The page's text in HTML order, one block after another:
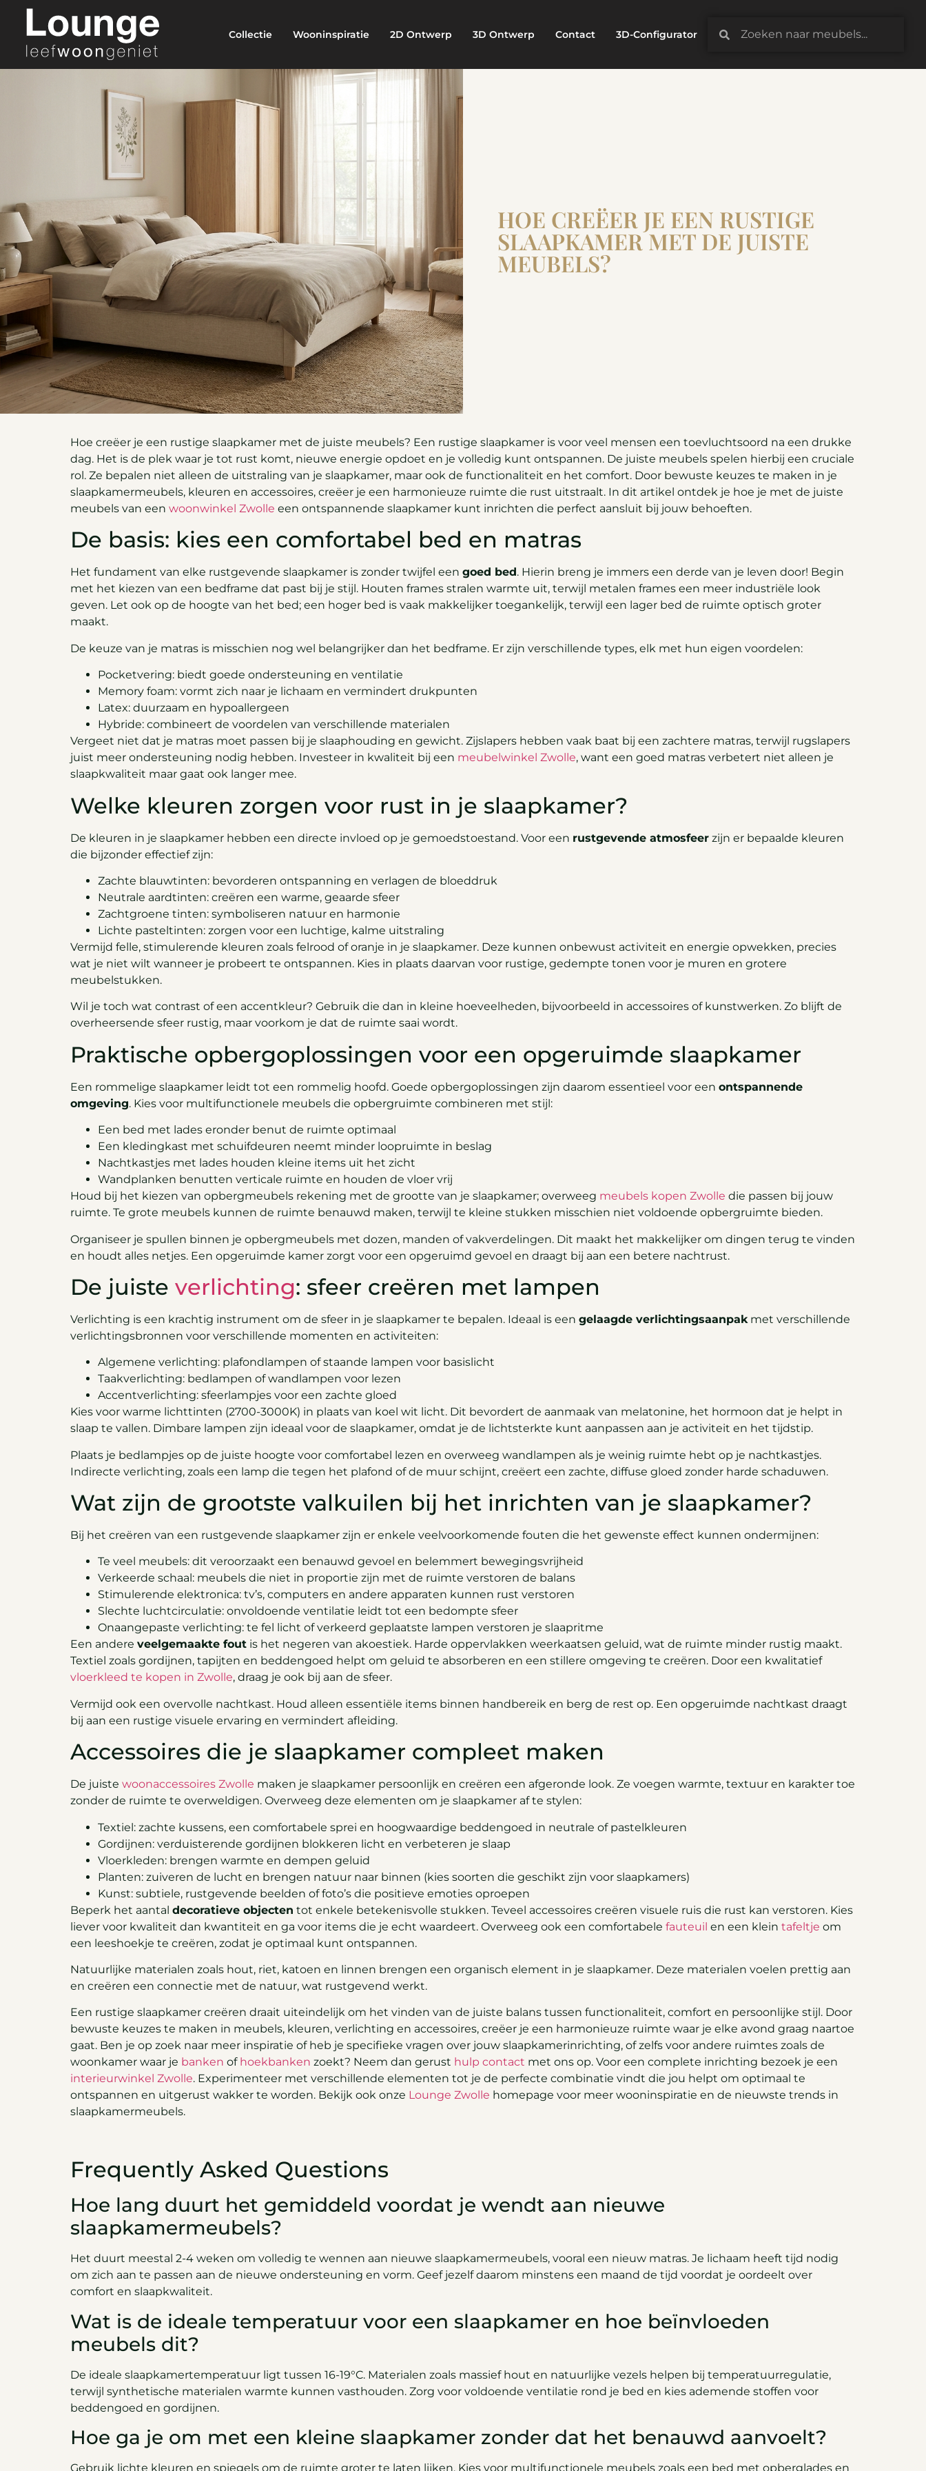
Collectie Wooninspiratie 2D Ontwerp 3D Ontwerp Contact 3D-Configurator
HOE CREËER JE EEN RUSTIGE
SLAAPKAMER MET DE JUISTE
MEUBELS?
Hoe creëer je een rustige slaapkamer met de juiste meubels? Een rustige slaapkamer is voor veel mensen een toevluchtsoord na een drukke
dag. Het is de plek waar je tot rust komt, nieuwe energie opdoet en je volledig kunt ontspannen. De juiste meubels spelen hierbij een cruciale
rol. Ze bepalen niet alleen de uitstraling van je slaapkamer, maar ook de functionaliteit en het comfort. Door bewuste keuzes te maken in je
slaapkamermeubels, kleuren en accessoires, creëer je een harmonieuze ruimte die rust uitstraalt. In dit artikel ontdek je hoe je met de juiste
meubels van een woonwinkel Zwolle een ontspannende slaapkamer kunt inrichten die perfect aansluit bij jouw behoeften.
De basis: kies een comfortabel bed en matras
Het fundament van elke rustgevende slaapkamer is zonder twijfel een goed bed. Hierin breng je immers een derde van je leven door! Begin
met het kiezen van een bedframe dat past bij je stijl. Houten frames stralen warmte uit, terwijl metalen frames een meer industriële look
geven. Let ook op de hoogte van het bed; een hoger bed is vaak makkelijker toegankelijk, terwijl een lager bed de ruimte optisch groter
maakt.
De keuze van je matras is misschien nog wel belangrijker dan het bedframe. Er zijn verschillende types, elk met hun eigen voordelen:
Pocketvering: biedt goede ondersteuning en ventilatie
Memory foam: vormt zich naar je lichaam en vermindert drukpunten
Latex: duurzaam en hypoallergeen
Hybride: combineert de voordelen van verschillende materialen
Vergeet niet dat je matras moet passen bij je slaaphouding en gewicht. Zijslapers hebben vaak baat bij een zachtere matras, terwijl rugslapers
juist meer ondersteuning nodig hebben. Investeer in kwaliteit bij een meubelwinkel Zwolle, want een goed matras verbetert niet alleen je
slaapkwaliteit maar gaat ook langer mee.
Welke kleuren zorgen voor rust in je slaapkamer?
De kleuren in je slaapkamer hebben een directe invloed op je gemoedstoestand. Voor een rustgevende atmosfeer zijn er bepaalde kleuren
die bijzonder effectief zijn:
Zachte blauwtinten: bevorderen ontspanning en verlagen de bloeddruk
Neutrale aardtinten: creëren een warme, geaarde sfeer
Zachtgroene tinten: symboliseren natuur en harmonie
Lichte pasteltinten: zorgen voor een luchtige, kalme uitstraling
Vermijd felle, stimulerende kleuren zoals felrood of oranje in je slaapkamer. Deze kunnen onbewust activiteit en energie opwekken, precies
wat je niet wilt wanneer je probeert te ontspannen. Kies in plaats daarvan voor rustige, gedempte tonen voor je muren en grotere
meubelstukken.
Wil je toch wat contrast of een accentkleur? Gebruik die dan in kleine hoeveelheden, bijvoorbeeld in accessoires of kunstwerken. Zo blijft de
overheersende sfeer rustig, maar voorkom je dat de ruimte saai wordt.
Praktische opbergoplossingen voor een opgeruimde slaapkamer
Een rommelige slaapkamer leidt tot een rommelig hoofd. Goede opbergoplossingen zijn daarom essentieel voor een ontspannende
omgeving. Kies voor multifunctionele meubels die opbergruimte combineren met stijl:
Een bed met lades eronder benut de ruimte optimaal
Een kledingkast met schuifdeuren neemt minder loopruimte in beslag
Nachtkastjes met lades houden kleine items uit het zicht
Wandplanken benutten verticale ruimte en houden de vloer vrij
Houd bij het kiezen van opbergmeubels rekening met de grootte van je slaapkamer; overweeg meubels kopen Zwolle die passen bij jouw
ruimte. Te grote meubels kunnen de ruimte benauwd maken, terwijl te kleine stukken misschien niet voldoende opbergruimte bieden.
Organiseer je spullen binnen je opbergmeubels met dozen, manden of vakverdelingen. Dit maakt het makkelijker om dingen terug te vinden
en houdt alles netjes. Een opgeruimde kamer zorgt voor een opgeruimd gevoel en draagt bij aan een betere nachtrust.
De juiste verlichting: sfeer creëren met lampen
Verlichting is een krachtig instrument om de sfeer in je slaapkamer te bepalen. Ideaal is een gelaagde verlichtingsaanpakmet verschillende
verlichtingsbronnen voor verschillende momenten en activiteiten:
Algemene verlichting: plafondlampen of staande lampen voor basislicht
Taakverlichting: bedlampen of wandlampen voor lezen
Accentverlichting: sfeerlampjes voor een zachte gloed
Kies voor warme lichttinten (2700-3000K) in plaats van koel wit licht. Dit bevordert de aanmaak van melatonine, het hormoon dat je helpt in
slaap te vallen. Dimbare lampen zijn ideaal voor de slaapkamer, omdat je de lichtsterkte kunt aanpassen aan je activiteit en het tijdstip.
Plaats je bedlampjes op de juiste hoogte voor comfortabel lezen en overweeg wandlampen als je weinig ruimte hebt op je nachtkastjes.
Indirecte verlichting, zoals een lamp die tegen het plafond of de muur schijnt, creëert een zachte, diffuse gloed zonder harde schaduwen.
Wat zijn de grootste valkuilen bij het inrichten van je slaapkamer?
Bij het creëren van een rustgevende slaapkamer zijn er enkele veelvoorkomende fouten die het gewenste effect kunnen ondermijnen:
Te veel meubels: dit veroorzaakt een benauwd gevoel en belemmert bewegingsvrijheid
Verkeerde schaal: meubels die niet in proportie zijn met de ruimte verstoren de balans
Stimulerende elektronica: tv’s, computers en andere apparaten kunnen rust verstoren
Slechte luchtcirculatie: onvoldoende ventilatie leidt tot een bedompte sfeer
Onaangepaste verlichting: te fel licht of verkeerd geplaatste lampen verstoren je slaapritme
Een andere veelgemaakte fout is het negeren van akoestiek. Harde oppervlakken weerkaatsen geluid, wat de ruimte minder rustig maakt.
Textiel zoals gordijnen, tapijten en beddengoed helpt om geluid te absorberen en een stillere omgeving te creëren. Door een kwalitatief
vloerkleed te kopen in Zwolle, draag je ook bij aan de sfeer.
Vermijd ook een overvolle nachtkast. Houd alleen essentiële items binnen handbereik en berg de rest op. Een opgeruimde nachtkast draagt
bij aan een rustige visuele ervaring en vermindert afleiding.
Accessoires die je slaapkamer compleet maken
De juiste woonaccessoires Zwolle maken je slaapkamer persoonlijk en creëren een afgeronde look. Ze voegen warmte, textuur en karakter toe
zonder de ruimte te overweldigen. Overweeg deze elementen om je slaapkamer af te stylen:
Textiel: zachte kussens, een comfortabele sprei en hoogwaardige beddengoed in neutrale of pastelkleuren
Gordijnen: verduisterende gordijnen blokkeren licht en verbeteren je slaap
Vloerkleden: brengen warmte en dempen geluid
Planten: zuiveren de lucht en brengen natuur naar binnen (kies soorten die geschikt zijn voor slaapkamers)
Kunst: subtiele, rustgevende beelden of foto’s die positieve emoties oproepen
Beperk het aantal decoratieve objecten tot enkele betekenisvolle stukken. Teveel accessoires creëren visuele ruis die rust kan verstoren. Kies
liever voor kwaliteit dan kwantiteit en ga voor items die je echt waardeert. Overweeg ook een comfortabele fauteuil en een klein tafeltje om
een leeshoekje te creëren, zodat je optimaal kunt ontspannen.
Natuurlijke materialen zoals hout, riet, katoen en linnen brengen een organisch element in je slaapkamer. Deze materialen voelen prettig aan
en creëren een connectie met de natuur, wat rustgevend werkt.
Een rustige slaapkamer creëren draait uiteindelijk om het vinden van de juiste balans tussen functionaliteit, comfort en persoonlijke stijl. Door
bewuste keuzes te maken in meubels, kleuren, verlichting en accessoires, creëer je een harmonieuze ruimte waar je elke avond graag naartoe
gaat. Ben je op zoek naar meer inspiratie of heb je specifieke vragen over jouw slaapkamerinrichting, of zelfs voor andere ruimtes zoals de
woonkamer waar je banken of hoekbanken zoekt? Neem dan gerust hulp contact met ons op. Voor een complete inrichting bezoek je een
interieurwinkel Zwolle. Experimenteer met verschillende elementen tot je de perfecte combinatie vindt die jou helpt om optimaal te
ontspannen en uitgerust wakker te worden. Bekijk ook onze Lounge Zwolle homepage voor meer wooninspiratie en de nieuwste trends in
slaapkamermeubels.
Frequently Asked Questions
Hoe lang duurt het gemiddeld voordat je wendt aan nieuwe
slaapkamermeubels?
Het duurt meestal 2-4 weken om volledig te wennen aan nieuwe slaapkamermeubels, vooral een nieuw matras. Je lichaam heeft tijd nodig
om zich aan te passen aan de nieuwe ondersteuning en vorm. Geef jezelf daarom minstens een maand de tijd voordat je oordeelt over
comfort en slaapkwaliteit.
Wat is de ideale temperatuur voor een slaapkamer en hoe beïnvloeden
meubels dit?
De ideale slaapkamertemperatuur ligt tussen 16-19°C. Materialen zoals massief hout en natuurlijke vezels helpen bij temperatuurregulatie,
terwijl synthetische materialen warmte kunnen vasthouden. Zorg voor voldoende ventilatie rond je bed en kies ademende stoffen voor
beddengoed en gordijnen.
Hoe ga je om met een kleine slaapkamer zonder dat het benauwd aanvoelt?
Gebruik lichte kleuren en spiegels om de ruimte groter te laten lijken. Kies voor multifunctionele meubels zoals een bed met opberglades en